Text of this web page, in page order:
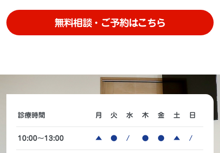
無料相談・ご予約はこちら
診療時間 月 火 水 木 金 土 日
10:00～13:00 ▲ ● / ● ● ▲ /